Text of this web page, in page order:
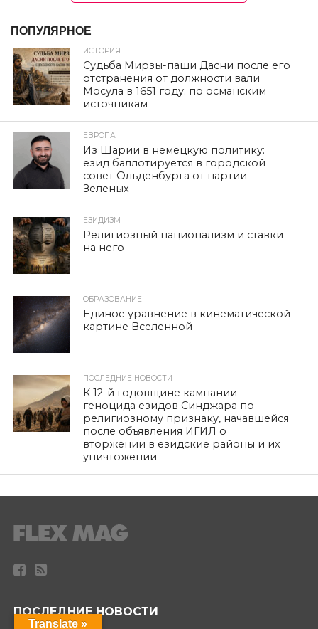
ПОПУЛЯРНОЕ
ИСТОРИЯ
Судьба Мирзы-паши Дасни после его
отстранения от должности вали
Мосула в 1651 году: по османским
источникам
ЕВРОПА
Из Шарии в немецкую политику:
езид баллотируется в городской
совет Ольденбурга от партии
Зеленых
ЕЗИДИЗМ
Религиозный национализм и ставки
на него
ОБРАЗОВАНИЕ
Единое уравнение в кинематической
картине Вселенной
ПОСЛЕДНИЕ НОВОСТИ
К 12-й годовщине кампании
геноцида езидов Синджара по
религиозному признаку, начавшейся
после объявления ИГИЛ о
вторжении в езидские районы и их
уничтожении
ПОСЛЕДНИЕ НОВОСТИ
Translate »